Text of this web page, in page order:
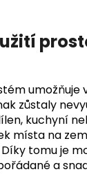
zůstaly
kuchyní
místa na
tomu je
a